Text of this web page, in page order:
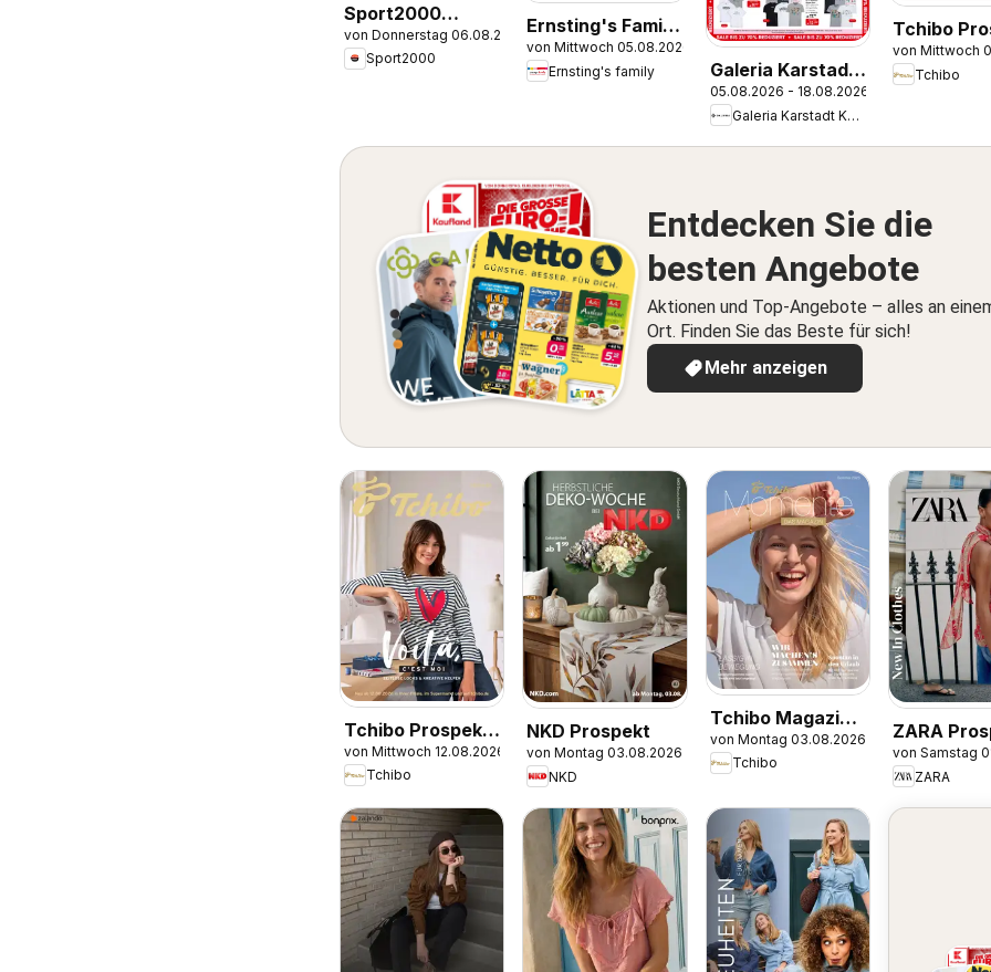
Sport2000
Prospekt
von Donnerstag 06.08.2026
Sport2000
Ernsting's Family
Produktkatalog
von Mittwoch 05.08.2026
Ernsting's family
Galeria Karstadt
Kaufhof
Prospekt
05.08.2026 - 18.08.2026
Galeria Karstadt Kaufhof
Tchibo
Alpaka
collection
von Mittwoch
Tchibo
Entdecken Sie die
besten Angebote
Aktionen und Top-Angebote – alles an
Ort. Finden Sie das Beste für sich!
Mehr anzeigen
Tchibo Prospekt
Zeitlose Looks &
Kreative Helfer
von Mittwoch 12.08.2026
Tchibo
NKD Prospekt
von Montag 03.08.2026
NKD
Tchibo Magazin
Momente
von Montag 03.08.2026
Tchibo
ZARA
von Samstag
ZARA